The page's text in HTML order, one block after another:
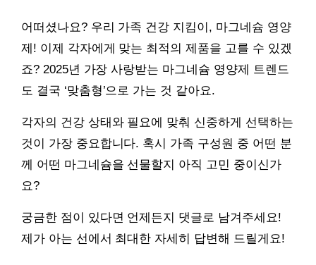
어떠셨나요? 우리 가족 건강 지킴이, 마그네슘 영양
제! 이제 각자에게 맞는 최적의 제품을 고를 수 있겠
죠? 2025년 가장 사랑받는 마그네슘 영양제 트렌드
도 결국 ‘맞춤형’으로 가는 것 같아요.
각자의 건강 상태와 필요에 맞춰 신중하게 선택하는
것이 가장 중요합니다. 혹시 가족 구성원 중 어떤 분
께 어떤 마그네슘을 선물할지 아직 고민 중이신가
요?
궁금한 점이 있다면 언제든지 댓글로 남겨주세요!
제가 아는 선에서 최대한 자세히 답변해 드릴게요!